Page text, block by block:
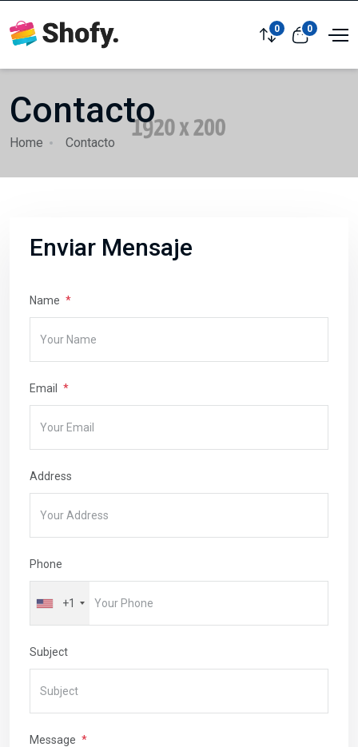
0 0
Contacto
Home Contacto
Enviar Mensaje
Name
Email
Address
Phone
+1
Subject
Message